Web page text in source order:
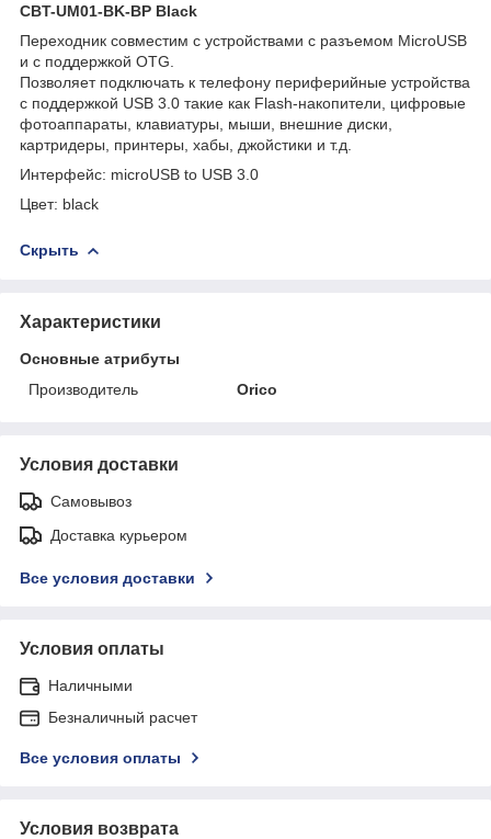
CBT-UM01-BK-BP Black
Переходник совместим с устройствами с разъемом MicroUSB
и с поддержкой OTG.
Позволяет подключать к телефону периферийные устройства
с поддержкой USB 3.0 такие как Flash-накопители, цифровые
фотоаппараты, клавиатуры, мыши, внешние диски,
картридеры, принтеры, хабы, джойстики и т.д.
Интерфейс: microUSB to USB 3.0
Цвет: black
Скрыть
Характеристики
Основные атрибуты
Производитель
Orico
Условия доставки
Самовывоз
Доставка курьером
Все условия доставки
Условия оплаты
Наличными
Безналичный расчет
Все условия оплаты
Условия возврата